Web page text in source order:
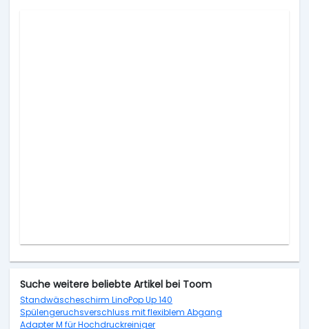
Suche weitere beliebte Artikel bei Toom
Standwäscheschirm LinoPop Up 140
Spülengeruchsverschluss mit flexiblem Abgang
Adapter M für Hochdruckreiniger